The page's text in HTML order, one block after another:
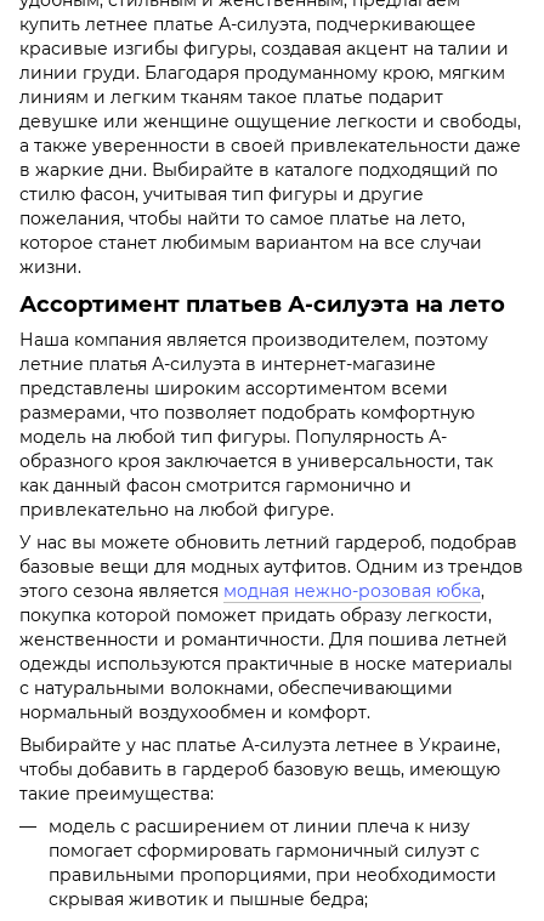
купить летнее платье А-силуэта, подчеркивающее
красивые изгибы фигуры, создавая акцент на талии и
линии груди. Благодаря продуманному крою, мягким
линиям и легким тканям такое платье подарит
девушке или женщине ощущение легкости и свободы,
а также уверенности в своей привлекательности даже
в жаркие дни. Выбирайте в каталоге подходящий по
стилю фасон, учитывая тип фигуры и другие
пожелания, чтобы найти то самое платье на лето,
которое станет любимым вариантом на все случаи
жизни.
Ассортимент платьев А-силуэта на лето
Наша компания является производителем, поэтому
летние платья А-силуэта в интернет-магазине
представлены широким ассортиментом всеми
размерами, что позволяет подобрать комфортную
модель на любой тип фигуры. Популярность А-
образного кроя заключается в универсальности, так
как данный фасон смотрится гармонично и
привлекательно на любой фигуре.
У нас вы можете обновить летний гардероб, подобрав
базовые вещи для модных аутфитов. Одним из трендов
этого сезона является модная нежно-розовая юбка,
покупка которой поможет придать образу легкости,
женственности и романтичности. Для пошива летней
одежды используются практичные в носке материалы
с натуральными волокнами, обеспечивающими
нормальный воздухообмен и комфорт.
Выбирайте у нас платье А-силуэта летнее в Украине,
чтобы добавить в гардероб базовую вещь, имеющую
такие преимущества:
модель с расширением от линии плеча к низу
помогает сформировать гармоничный силуэт с
правильными пропорциями, при необходимости
скрывая животик и пышные бедра;